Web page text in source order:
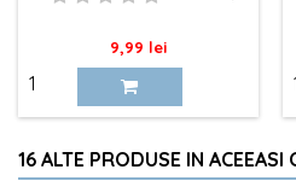
Pret
9,99 lei
16 ALTE PRODUSE IN ACEEASI